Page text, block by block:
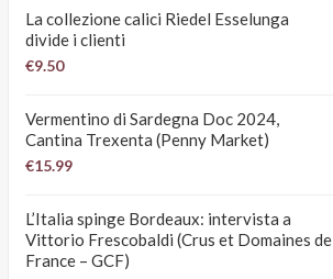
La collezione calici Riedel Esselunga
divide i clienti
€9.50
Vermentino di Sardegna Doc 2024,
Cantina Trexenta (Penny Market)
€15.99
L’Italia spinge Bordeaux: intervista a
Vittorio Frescobaldi (Crus et Domaines de
France – GCF)